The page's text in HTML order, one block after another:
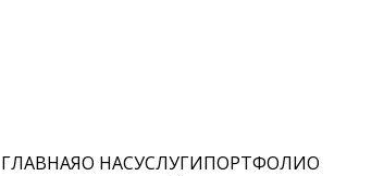
ГЛАВНАЯО НАСУСЛУГИПОРТФОЛИО